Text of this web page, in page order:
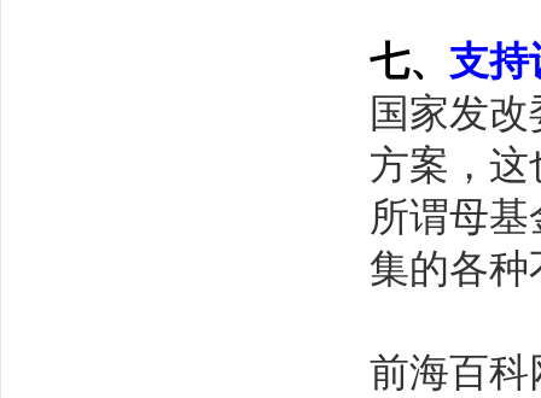
七、 支持
国家发
方案，
所谓母
集的各
前海百科